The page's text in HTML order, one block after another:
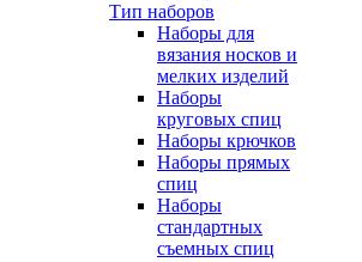
Тип наборов
Наборы для
вязания носков и
мелких изделий
Наборы
круговых спиц
Наборы крючков
Наборы прямых
спиц
Наборы
стандартных
съемных спиц